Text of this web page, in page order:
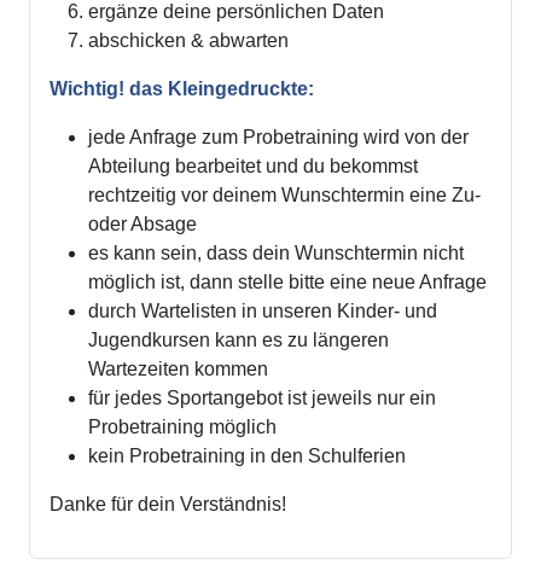
ergänze deine persönlichen Daten
abschicken & abwarten
Wichtig! das Kleingedruckte:
jede Anfrage zum Probetraining wird von der
Abteilung bearbeitet und du bekommst
rechtzeitig vor deinem Wunschtermin eine Zu-
oder Absage
es kann sein, dass dein Wunschtermin nicht
möglich ist, dann stelle bitte eine neue Anfrage
durch Wartelisten in unseren Kinder- und
Jugendkursen kann es zu längeren
Wartezeiten kommen
für jedes Sportangebot ist jeweils nur ein
Probetraining möglich
kein Probetraining in den Schulferien
Danke für dein Verständnis!